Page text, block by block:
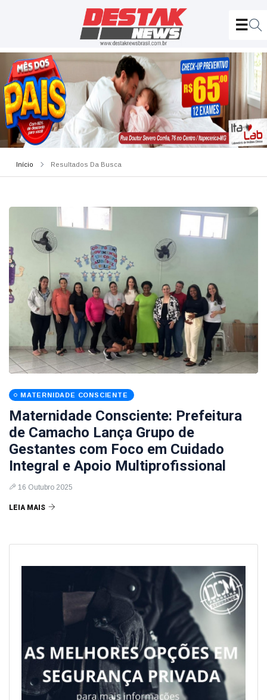
Início Resultados Da Busca
MATERNIDADE CONSCIENTE
Maternidade Consciente: Prefeitura
de Camacho Lança Grupo de
Gestantes com Foco em Cuidado
Integral e Apoio Multiprofissional
16 Outubro 2025
LEIA MAIS